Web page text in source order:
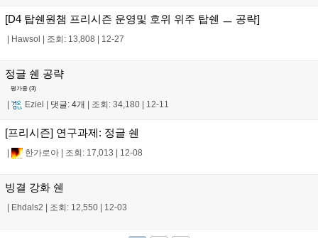
[D4 탑쉔원챔 프리시즌 운영및 호위 위주 탑쉔 ㅡ 공략]
| Hawsol | 조회: 13,808 | 12-27
정글 쉔 공략
평가중 (3)
Eziel 댓글: 4개 조회: 34,180 12-11
[프리시즌] 연구과제: 정글 쉔
한가로아 조회: 17,013 12-08
빙결 강화 쉔
Ehdals2 조회: 12,550 12-03